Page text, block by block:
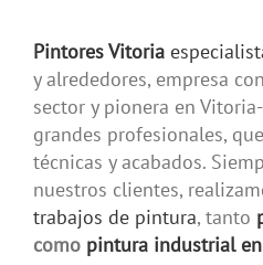
Pintores Vitoria
y alrededores, empresa
sector y pionera en
grandes profesionales,
técnicas y acabados.
nuestros clientes,
trabajos de pintura, tanto
como pintura industrial